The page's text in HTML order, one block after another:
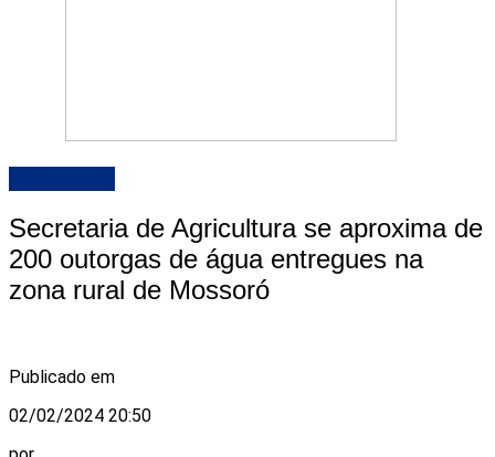
Secretaria de Agricultura se aproxima de
200 outorgas de água entregues na
zona rural de Mossoró
Publicado em
02/02/2024 20:50